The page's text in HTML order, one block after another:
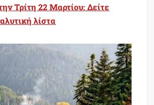
Τρίτη 22 Μαρτίου: Δείτε
λίστα